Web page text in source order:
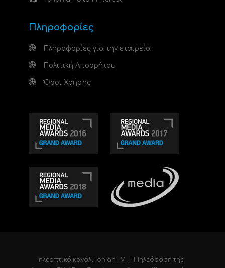
Πληροφορίες
Πληροφορίες για την εταιρεία
Πολιτική Απορρήτου
Όροι Χρήσης
Τηλεοπτικό κανάλι Ionian TV - Η Τηλεόραση της